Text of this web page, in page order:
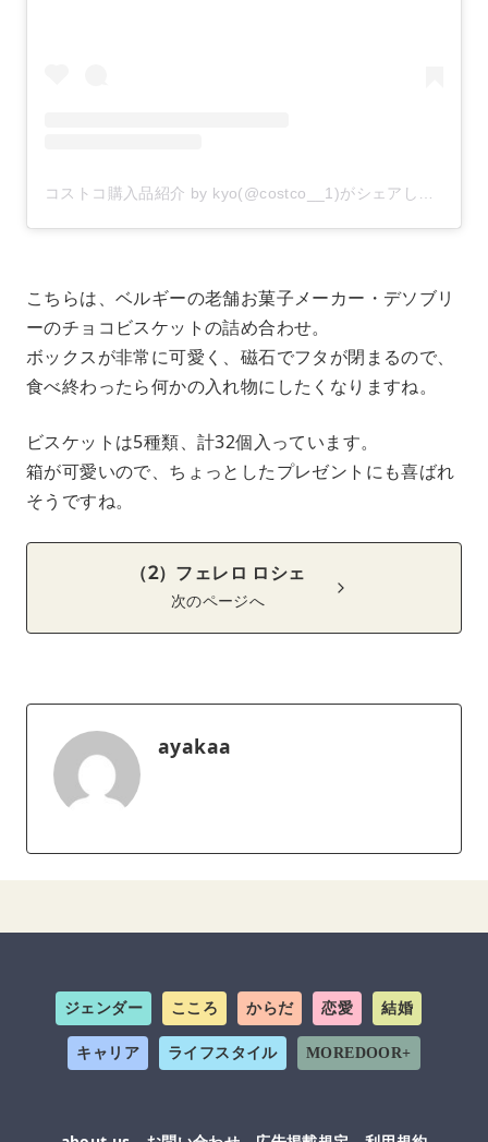
コストコ購入品紹介 by kyo(@costco__1)がシェアした投稿
こちらは、ベルギーの老舗お菓子メーカー・デソブリ
ーのチョコビスケットの詰め合わせ。
ボックスが非常に可愛く、磁石でフタが閉まるので、
食べ終わったら何かの入れ物にしたくなりますね。
ビスケットは5種類、計32個入っています。
箱が可愛いので、ちょっとしたプレゼントにも喜ばれ
そうですね。
（2）フェレロ ロシェ
次のページへ
ayakaa
ジェンダー こころ からだ 恋愛 結婚
キャリア ライフスタイル MOREDOOR+